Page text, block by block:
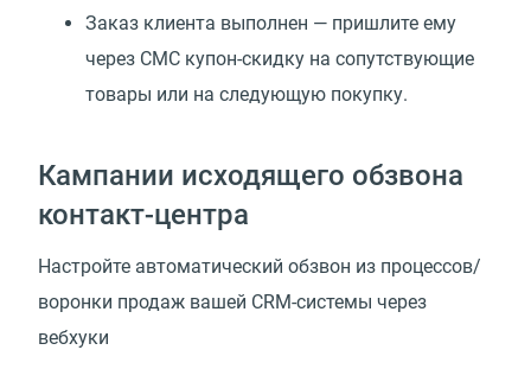
Заказ клиента выполнен — пришлите ему
через СМС купон-скидку на сопутствующие
товары или на следующую покупку.
Кампании исходящего обзвона
контакт-центра
Настройте автоматический обзвон из процессов/
воронки продаж вашей CRM-системы через
вебхуки